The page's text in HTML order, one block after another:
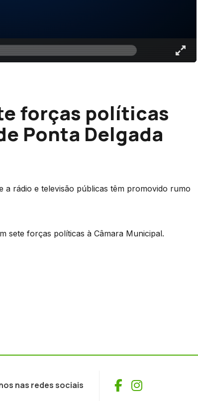
forças políticas
Ponta Delgada
a rádio e televisão públicas têm promovido rumo
sete forças políticas à Câmara Municipal.
nas redes sociais Facebook
Instagram